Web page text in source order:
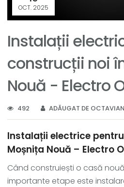
OCT. 2025
Instalații
construcții noi
Nouă - Electro
492 ADĂUGAT DE
Instalații electrice
Moșnița Nouă – Electro
Când construiești o casă
importante etape este